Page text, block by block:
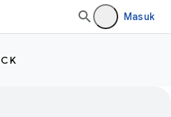
Masuk